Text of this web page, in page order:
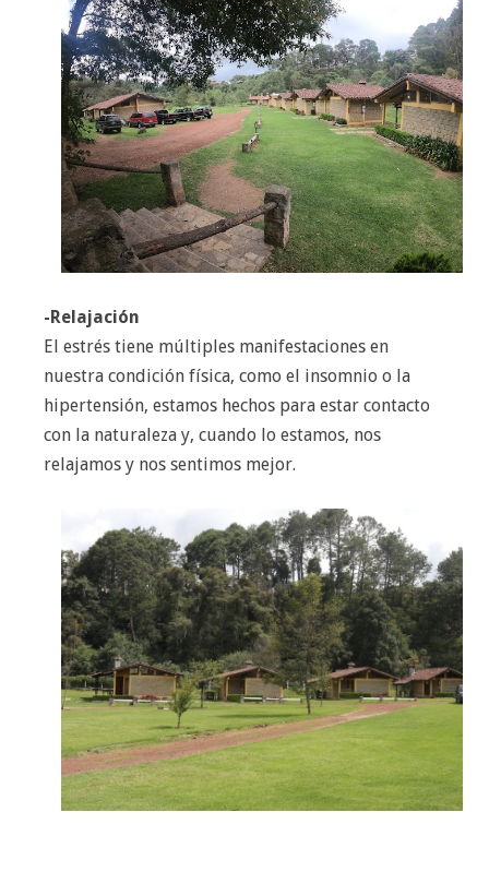
-Relajación
El estrés tiene múltiples manifestaciones en
nuestra condición física, como el insomnio o la
hipertensión, estamos hechos para estar contacto
con la naturaleza y, cuando lo estamos, nos
relajamos y nos sentimos mejor.